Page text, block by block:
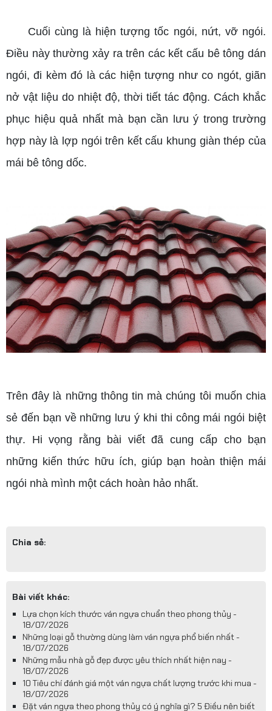
Cuối cùng là hiện tượng tốc ngói, nứt, vỡ ngói.
Điều này thường xảy ra trên các kết cấu bê tông dán
ngói, đi kèm đó là các hiện tượng như co ngót, giãn
nở vật liệu do nhiệt độ, thời tiết tác động. Cách khắc
phục hiệu quả nhất mà bạn cần lưu ý trong trường
hợp này là lợp ngói trên kết cấu khung giàn thép của
mái bê tông dốc.
Trên đây là những thông tin mà chúng tôi muốn chia
sẻ đến bạn về những lưu ý khi thi công mái ngói biệt
thự. Hi vọng rằng bài viết đã cung cấp cho bạn
những kiến thức hữu ích, giúp bạn hoàn thiện mái
ngói nhà mình một cách hoàn hảo nhất.
Chia sẻ:
Bài viết khác:
Lựa chọn kích thước ván ngựa chuẩn theo phong thủy -
18/07/2026
Những loại gỗ thường dùng làm ván ngựa phổ biến nhất -
18/07/2026
Những mẫu nhà gỗ đẹp được yêu thích nhất hiện nay -
18/07/2026
10 Tiêu chí đánh giá một ván ngựa chất lượng trước khi mua -
18/07/2026
Đặt ván ngựa theo phong thủy có ý nghĩa gì? 5 Điều nên biết